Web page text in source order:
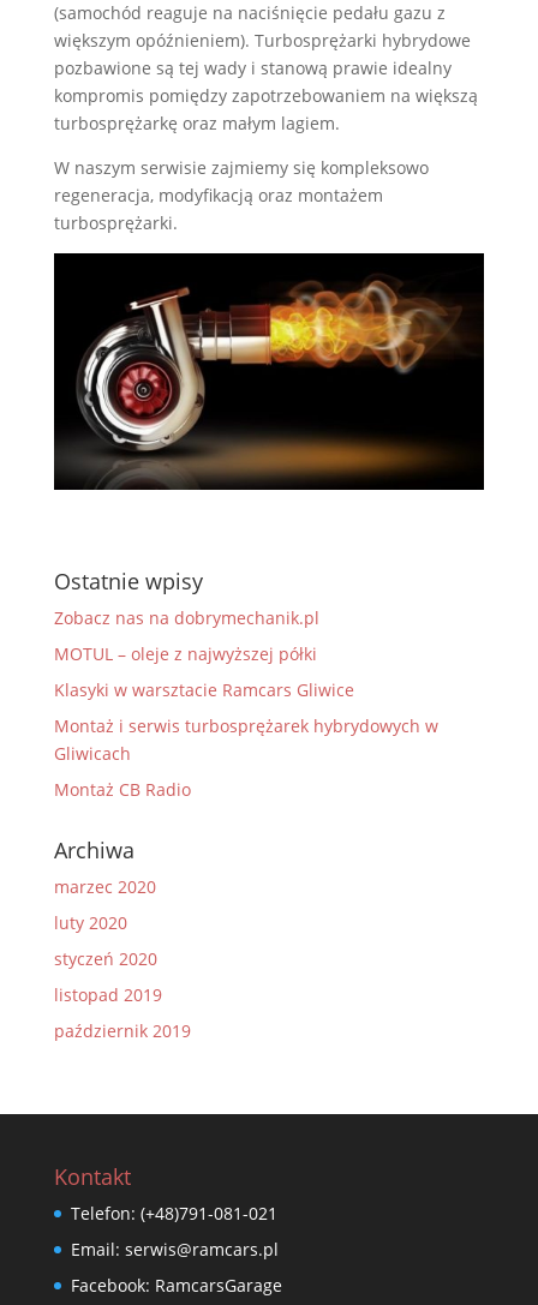
(samochód reaguje na naciśnięcie pedału gazu z
większym opóźnieniem). Turbosprężarki hybrydowe
pozbawione są tej wady i stanową prawie idealny
kompromis pomiędzy zapotrzebowaniem na większą
turbosprężarkę oraz małym lagiem.
W naszym serwisie zajmiemy się kompleksowo
regeneracja, modyfikacją oraz montażem
turbosprężarki.
Ostatnie wpisy
Zobacz nas na dobrymechanik.pl
MOTUL – oleje z najwyższej półki
Klasyki w warsztacie Ramcars Gliwice
Montaż i serwis turbosprężarek hybrydowych w
Gliwicach
Montaż CB Radio
Archiwa
marzec 2020
luty 2020
styczeń 2020
listopad 2019
październik 2019
Kontakt
Telefon: (+48)791-081-021
Email: serwis@ramcars.pl
Facebook: RamcarsGarage